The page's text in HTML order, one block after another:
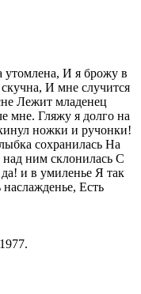
утомлена, И я брожу в
И мне случится
Лежит младенец
мне. Гляжу я долго на
ножки и ручонки!
сохранилась На
над ним склонилась С
и в умиленье Я так
Есть